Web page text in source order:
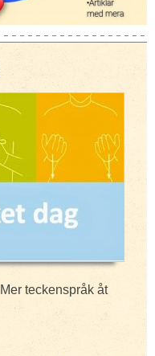
Mer teckenspråk åt